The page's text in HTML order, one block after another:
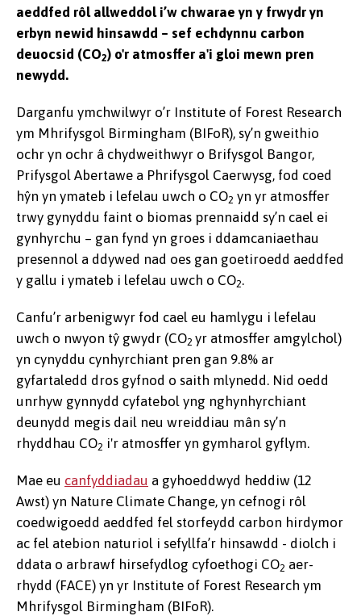
aeddfed rôl allweddol i’w chwarae yn y frwydr yn
erbyn newid hinsawdd – sef echdynnu carbon
deuocsid (CO2) o'r atmosffer a'i gloi mewn pren
newydd.
Darganfu ymchwilwyr o’r Institute of Forest Research
ym Mhrifysgol Birmingham (BIFoR), sy’n gweithio
ochr yn ochr â chydweithwyr o Brifysgol Bangor,
Prifysgol Abertawe a Phrifysgol Caerwysg, fod coed
hŷn yn ymateb i lefelau uwch o CO2 yn yr atmosffer
trwy gynyddu faint o biomas prennaidd sy’n cael ei
gynhyrchu – gan fynd yn groes i ddamcaniaethau
presennol a ddywed nad oes gan goetiroedd aeddfed
y gallu i ymateb i lefelau uwch o CO2.
Canfu’r arbenigwyr fod cael eu hamlygu i lefelau
uwch o nwyon tŷ gwydr (CO2 yr atmosffer amgylchol)
yn cynyddu cynhyrchiant pren gan 9.8% ar
gyfartaledd dros gyfnod o saith mlynedd. Nid oedd
unrhyw gynnydd cyfatebol yng nghynhyrchiant
deunydd megis dail neu wreiddiau mân sy’n
rhyddhau CO2 i'r atmosffer yn gymharol gyflym.
Mae eu canfyddiadau a gyhoeddwyd heddiw (12
Awst) yn Nature Climate Change, yn cefnogi rôl
coedwigoedd aeddfed fel storfeydd carbon hirdymor
ac fel atebion naturiol i sefyllfa’r hinsawdd - diolch i
ddata o arbrawf hirsefydlog cyfoethogi CO2 aer-
rhydd (FACE) yn yr Institute of Forest Research ym
Mhrifysgol Birmingham (BIFoR).